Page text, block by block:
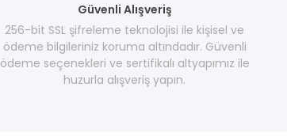
Güvenli Alışveriş
256-bit SSL şifreleme teknolojisi ile kişisel ve
ödeme bilgileriniz koruma altındadır. Güvenli
ödeme seçenekleri ve sertifikalı altyapımız ile
huzurla alışveriş yapın.